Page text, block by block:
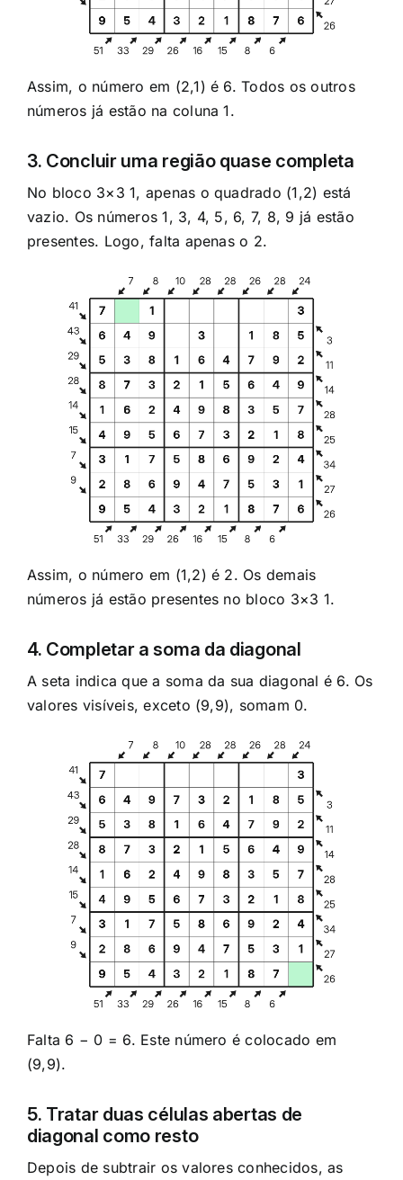
Assim, o número em (2,1) é 6. Todos os outros
números já estão na coluna 1.
3. Concluir uma região quase completa
No bloco 3×3 1, apenas o quadrado (1,2) está
vazio. Os números 1, 3, 4, 5, 6, 7, 8, 9 já estão
presentes. Logo, falta apenas o 2.
Assim, o número em (1,2) é 2. Os demais
números já estão presentes no bloco 3×3 1.
4. Completar a soma da diagonal
A seta indica que a soma da sua diagonal é 6. Os
valores visíveis, exceto (9,9), somam 0.
Falta 6 − 0 = 6. Este número é colocado em
(9,9).
5. Tratar duas células abertas de
diagonal como resto
Depois de subtrair os valores conhecidos, as